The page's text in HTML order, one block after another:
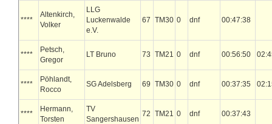
****
Altenkirch,
Volker
LLG
Luckenwalde
e.V.
67 TM30 0 dnf 00:47:38
****
Petsch,
Gregor
LT Bruno 73 TM21 0 dnf 00:56:50
****
Pöhlandt,
Rocco
SG Adelsberg 69 TM30 0 dnf 00:37:35
****
Hermann,
Torsten
TV
Sangershausen
72 TM21 0 dnf 00:37:43